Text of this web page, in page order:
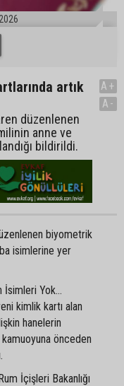
artık
düzenlenen
anne ve
bildirildi.
A+
A-
biyometrik
isimlerine yer
İsimleri Yok…
kimlik kartı alan
hanelerin
kamuoyuna önceden
İçişleri Bakanlığı